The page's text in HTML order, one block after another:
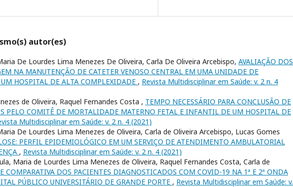
autor(es)
De Lourdes Lima Menezes De Oliveira, Carla De Oliveira Arcebispo, AVALIAÇÃO DOS
NA MANUTENÇÃO DE CATETER VENOSO CENTRAL EM UMA UNIDADE DE
HOSPITAL DE ALTA COMPLEXIDADE , Revista Multidisciplinar em Saúde: v. 2 n. 4
de Oliveira, Raquel Fernandes Costa , TEMPO NECESSÁRIO PARA CONCLUSÃO DE
PELO COMITÊ DE MORTALIDADE MATERNO FETAL E INFANTIL DE UM HOSPITAL DE
Multidisciplinar em Saúde: v. 2 n. 4 (2021)
De Lourdes Lima Menezes de Oliveira, Carla de Oliveira Arcebispo, Lucas Gomes
PERFIL EPIDEMIOLÓGICO EM UM SERVIÇO DE ATENDIMENTO AMBULATORIAL
, Revista Multidisciplinar em Saúde: v. 2 n. 4 (2021)
Maria de Lourdes Lima Menezes de Oliveira, Raquel Fernandes Costa, Carla de
COMPARATIVA DOS PACIENTES DIAGNOSTICADOS COM COVID-19 NA 1ª E 2ª ONDA
PÚBLICO UNIVERSITÁRIO DE GRANDE PORTE , Revista Multidisciplinar em Saúde: v.